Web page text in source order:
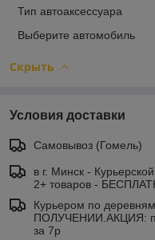
Тип автоаксессуара
Выберите автомобиль
Скрыть
Условия доставки
Самовывоз (Гомель)
в г. Минск -
2+ товаров -
Курьером по
ПОЛУЧЕНИИ.АКЦИЯ:
за 7р